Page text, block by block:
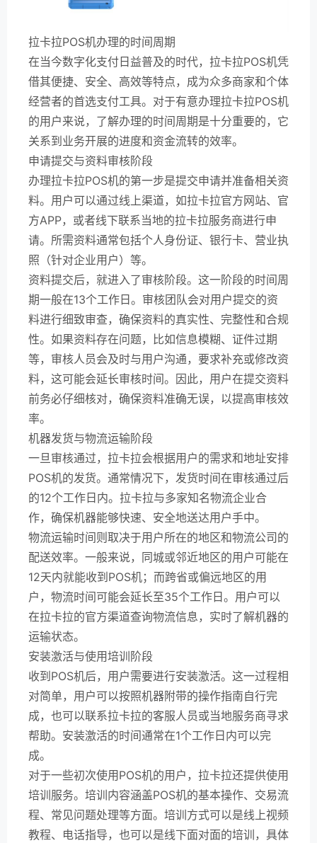
拉卡拉POS机办理的时间周期
在当今数字化支付日益普及的时代，拉卡拉POS机凭
借其便捷、安全、高效等特点，成为众多商家和个体
经营者的首选支付工具。对于有意办理拉卡拉POS机
的用户来说，了解办理的时间周期是十分重要的，它
关系到业务开展的进度和资金流转的效率。
申请提交与资料审核阶段
办理拉卡拉POS机的第一步是提交申请并准备相关资
料。用户可以通过线上渠道，如拉卡拉官方网站、官
方APP，或者线下联系当地的拉卡拉服务商进行申
请。所需资料通常包括个人身份证、银行卡、营业执
照（针对企业用户）等。
资料提交后，就进入了审核阶段。这一阶段的时间周
期一般在13个工作日。审核团队会对用户提交的资
料进行细致审查，确保资料的真实性、完整性和合规
性。如果资料存在问题，比如信息模糊、证件过期
等，审核人员会及时与用户沟通，要求补充或修改资
料，这可能会延长审核时间。因此，用户在提交资料
前务必仔细核对，确保资料准确无误，以提高审核效
率。
机器发货与物流运输阶段
一旦审核通过，拉卡拉会根据用户的需求和地址安排
POS机的发货。通常情况下，发货时间在审核通过后
的12个工作日内。拉卡拉与多家知名物流企业合
作，确保机器能够快速、安全地送达用户手中。
物流运输时间则取决于用户所在的地区和物流公司的
配送效率。一般来说，同城或邻近地区的用户可能在
12天内就能收到POS机；而跨省或偏远地区的用
户，物流时间可能会延长至35个工作日。用户可以
在拉卡拉的官方渠道查询物流信息，实时了解机器的
运输状态。
安装激活与使用培训阶段
收到POS机后，用户需要进行安装激活。这一过程相
对简单，用户可以按照机器附带的操作指南自行完
成，也可以联系拉卡拉的客服人员或当地服务商寻求
帮助。安装激活的时间通常在1个工作日内可以完
成。
对于一些初次使用POS机的用户，拉卡拉还提供使用
培训服务。培训内容涵盖POS机的基本操作、交易流
程、常见问题处理等方面。培训方式可以是线上视频
教程、电话指导，也可以是线下面对面的培训，具体